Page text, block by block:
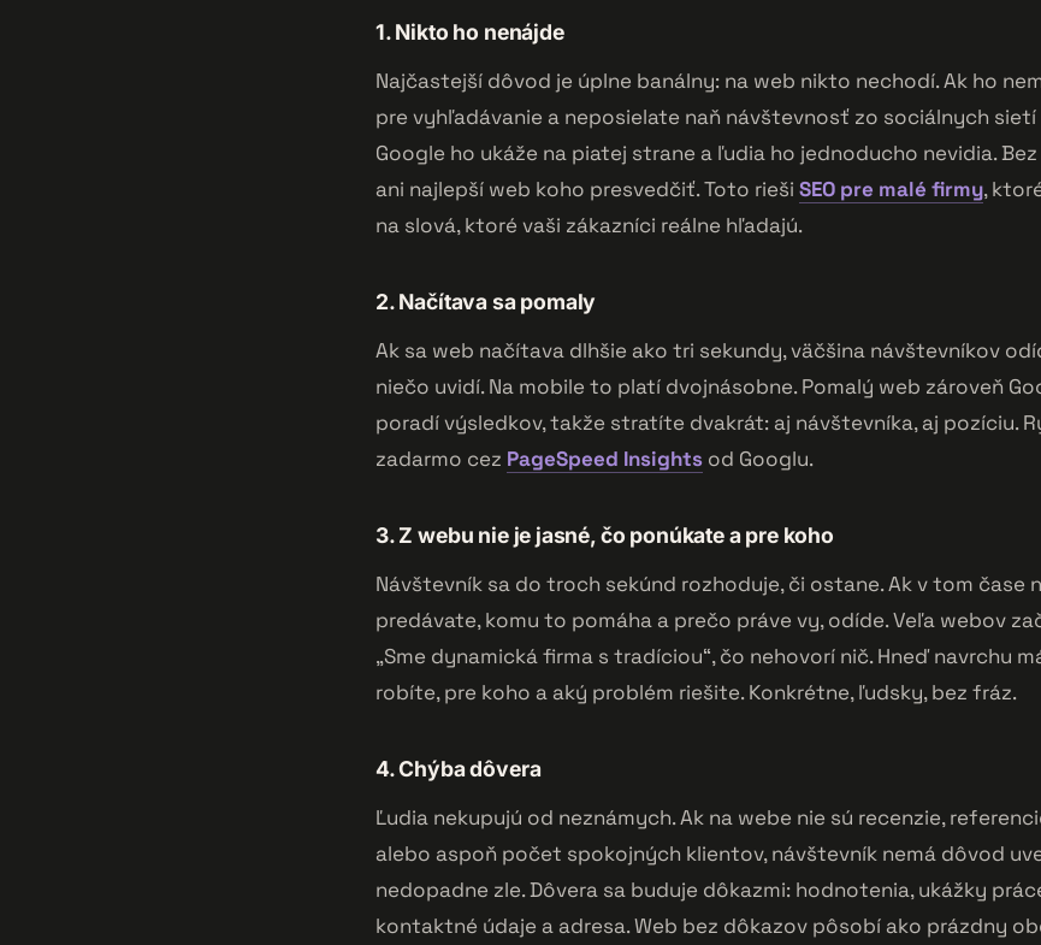
1. Nikto ho nenájde
Najčastejší dôvod je úplne banálny: na web nikto nechodí. Ak ho
pre vyhľadávanie a neposielate naň návštevnosť zo sociálnych sietí
Google ho ukáže na piatej strane a ľudia ho jednoducho nevidia.
ani najlepší web koho presvedčiť. Toto rieši SEO pre malé firmy,
na slová, ktoré vaši zákazníci reálne hľadajú.
2. Načítava sa pomaly
Ak sa web načítava dlhšie ako tri sekundy, väčšina návštevníkov
niečo uvidí. Na mobile to platí dvojnásobne. Pomalý web zároveň
poradí výsledkov, takže stratíte dvakrát: aj návštevníka, aj pozíciu.
zadarmo cez PageSpeed Insights od Googlu.
3. Z webu nie je jasné, čo ponúkate a pre koho
Návštevník sa do troch sekúnd rozhoduje, či ostane. Ak v tom čase
predávate, komu to pomáha a prečo práve vy, odíde. Veľa webov
„Sme dynamická firma s tradíciou“, čo nehovorí nič. Hneď navrchu
robíte, pre koho a aký problém riešite. Konkrétne, ľudsky, bez fráz.
4. Chýba dôvera
Ľudia nekupujú od neznámych. Ak na webe nie sú recenzie,
alebo aspoň počet spokojných klientov, návštevník nemá dôvod
nedopadne zle. Dôvera sa buduje dôkazmi: hodnotenia, ukážky
kontaktné údaje a adresa. Web bez dôkazov pôsobí ako prázdny